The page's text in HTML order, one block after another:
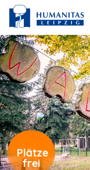
Plätze
frei